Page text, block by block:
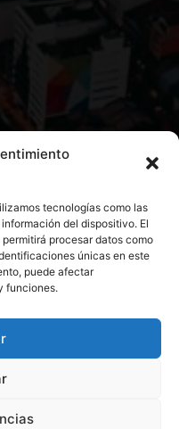
tecnologías como las
del dispositivo. El
procesar datos como
únicas en este
puede afectar
funciones.